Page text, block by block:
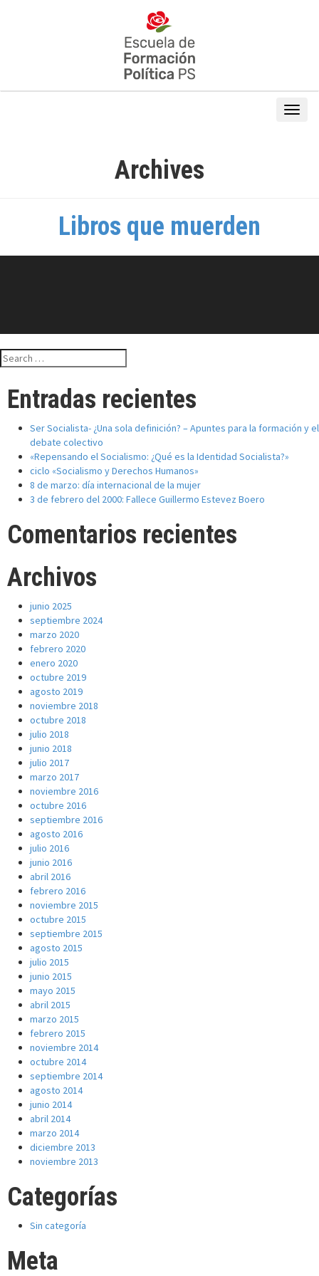
Archives
Libros que muerden
Search
for:
Entradas recientes
Ser Socialista- ¿Una sola definición? – Apuntes para la formación y el
debate colectivo
«Repensando el Socialismo: ¿Qué es la Identidad Socialista?»
ciclo «Socialismo y Derechos Humanos»
8 de marzo: día internacional de la mujer
3 de febrero del 2000: Fallece Guillermo Estevez Boero
Comentarios recientes
Archivos
junio 2025
septiembre 2024
marzo 2020
febrero 2020
enero 2020
octubre 2019
agosto 2019
noviembre 2018
octubre 2018
julio 2018
junio 2018
julio 2017
marzo 2017
noviembre 2016
octubre 2016
septiembre 2016
agosto 2016
julio 2016
junio 2016
abril 2016
febrero 2016
noviembre 2015
octubre 2015
septiembre 2015
agosto 2015
julio 2015
junio 2015
mayo 2015
abril 2015
marzo 2015
febrero 2015
noviembre 2014
octubre 2014
septiembre 2014
agosto 2014
junio 2014
abril 2014
marzo 2014
diciembre 2013
noviembre 2013
Categorías
Sin categoría
Meta